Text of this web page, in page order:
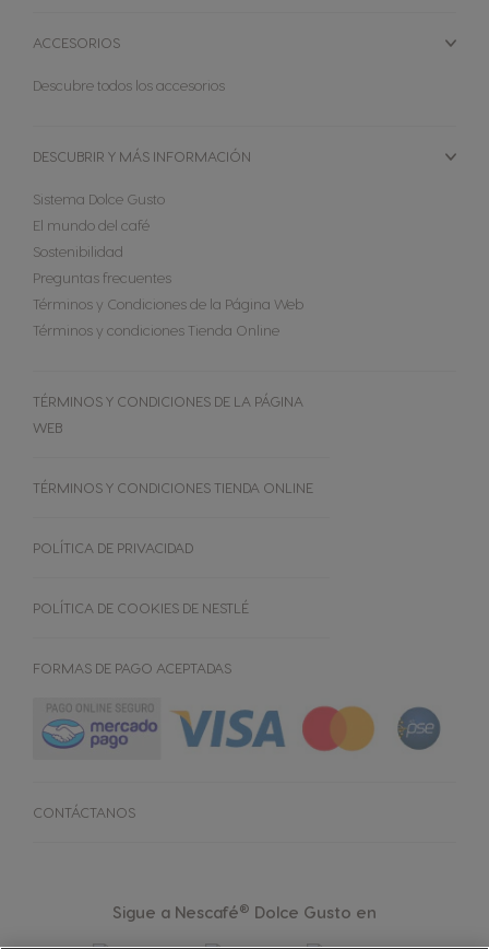
CÁPSULAS
ACCESORIOS
Descubre todos los accesorios
DESCUBRIR Y MÁS INFORMACIÓN
Sistema Dolce Gusto
El mundo del café
Sostenibilidad
Preguntas frecuentes
Términos y Condiciones de la Página Web
Términos y condiciones Tienda Online
Sigue a Nescafé® Dolce Gusto en
FORMAS DE PAGO ACEPTADAS
CONTÁCTANOS
TÉRMINOS Y CONDICIONES DE LA PÁGINA
WEB
TÉRMINOS Y CONDICIONES TIENDA ONLINE
POLÍTICA DE PRIVACIDAD
POLÍTICA DE COOKIES DE NESTLÉ